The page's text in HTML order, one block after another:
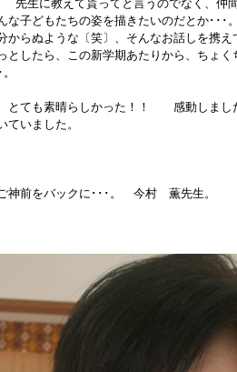
な子どもたちの姿を描きたいのだとか･･･
からぬような〔笑〕、そんなお話しを携え
としたら、この新学期あたりから、ちょく
とても素晴らしかった！！ 感動しま
いました。
神前をバックに･･･。 今村 薫先生。